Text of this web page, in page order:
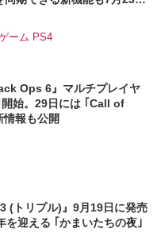
ーム PS4
Ops 6』マルチプレイヤ
始。29日には ｢Call of
報も公開
(トリプル)』9月19日に発売
を迎える ｢かまいたちの夜｣